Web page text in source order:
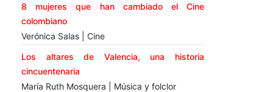
8 mujeres que han cambiado el Cine
colombiano
Verónica Salas | Cine
Los altares de Valencia, una historia
cincuentenaria
María Ruth Mosquera | Música y folclor